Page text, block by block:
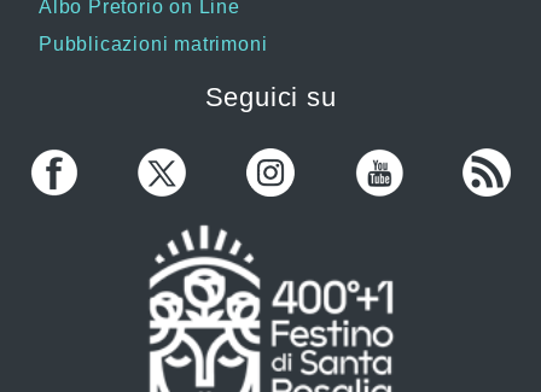
Albo Pretorio on Line
Pubblicazioni matrimoni
Seguici su